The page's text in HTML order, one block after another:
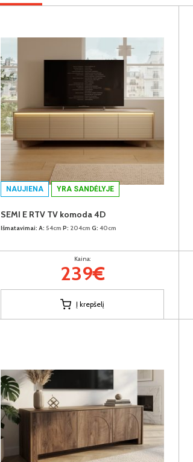
NAUJIENA YRA SANDĖLYJE
SEMI E RTV TV komoda 4D
Išmatavimai: A: 54cm P: 204cm G: 40cm
Kaina:
239€
Į krepšelį